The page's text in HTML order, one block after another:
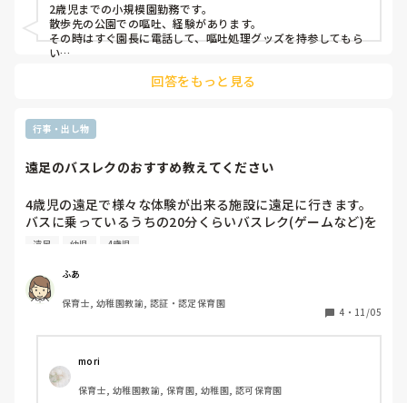
2歳児までの小規模園勤務です。
散歩先の公園での嘔吐、経験があります。
その時はすぐ園長に電話して、嘔吐処理グッズを持参してもら
い
雑巾、新聞紙、ウェットティッシュ、ビニール袋を常備するよ
うにしています。
回答をもっと見る
行事・出し物
遠足のバスレクのおすすめ教えてください
4歳児の遠足で様々な体験が出来る施設に遠足に行きます。
バスに乗っているうちの20分くらいバスレク(ゲームなど)を
するのですが、オススメのゲームや遊びなどがあれば教えて
全員で50人ほどいます。後ろ向いたりなどはできないので、
席から動かずできるものがいいです。
遠足 幼児 4歳児
ふあ
保育士, 幼稚園教諭, 認証・認定保育園
4 ・ 11/05
mori
保育士, 幼稚園教諭, 保育園, 幼稚園, 認可保育園